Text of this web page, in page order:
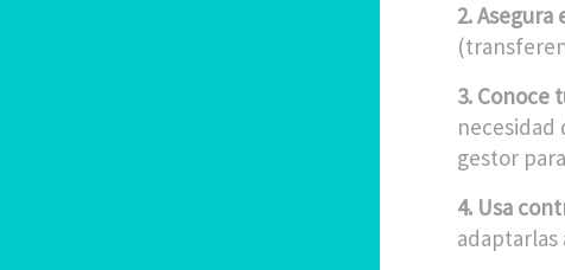
2. Asegura
3. Conoce
necesidad
gestor
4. Usa
adaptarlas